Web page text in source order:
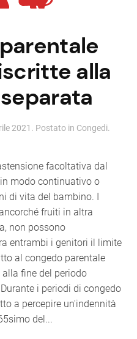
alla
2021 . Postato in Congedi.
facoltativa dal
modo continuativo o
di vita del bambino. I
fruiti in altra
non possono
entrambi i genitori il limite
al congedo parentale
fine del periodo
i periodi di congedo
a percepire un'indennità
del...